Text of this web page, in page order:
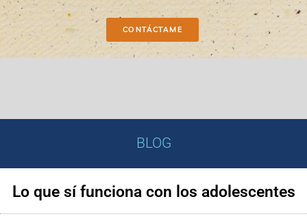
CONTÁCTAME
BLOG
Lo que sí funciona con los adolescentes